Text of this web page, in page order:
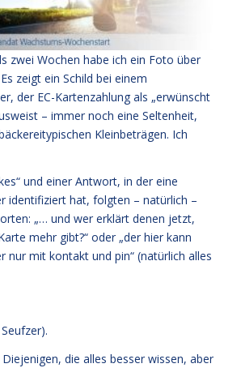
zwei Wochen habe ich ein Foto über
zeigt ein Schild bei einem
der EC-Kartenzahlung als „erwünscht
– immer noch eine Seltenheit,
Kleinbeträgen. Ich
und einer Antwort, in der eine
identifiziert hat, folgten – natürlich –
„… und wer erklärt denen jetzt,
mehr gibt?“ oder „der hier kann
nur mit kontakt und pin“ (natürlich alles
die alles besser wissen, aber